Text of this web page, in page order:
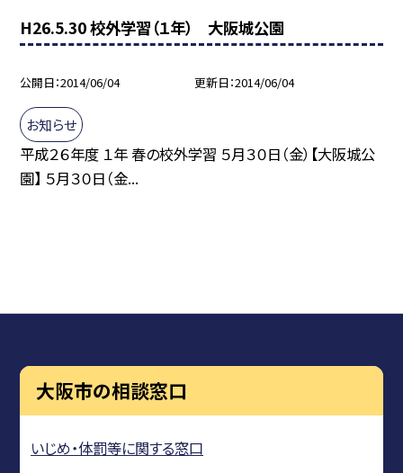
H26.5.30 校外学習（１年） 大阪城公園
公開日 2014/06/04 更新日 2014/06/04
お知らせ
平成２６年度 １年 春の校外学習 ５月３０日（金）【大阪城公
園】 ５月３０日（金...
大阪市の相談窓口
いじめ・体罰等に関する窓口